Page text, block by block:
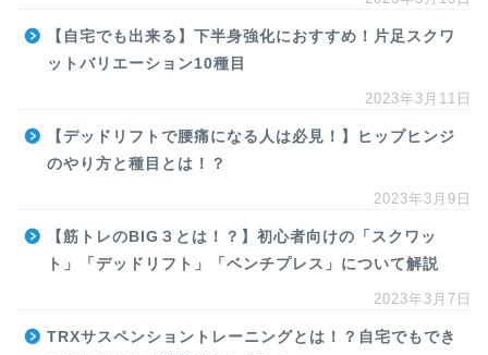
【自宅でも出来る】下半身強化におすすめ！片足スクワ
ットバリエーション10種目
2023年3月11日
【デッドリフトで腰痛になる人は必見！】ヒップヒンジ
のやり方と種目とは！？
2023年3月9日
【筋トレのBIG３とは！？】初心者向けの「スクワッ
ト」「デッドリフト」「ベンチプレス」について解説
2023年3月7日
TRXサスペンショントレーニングとは！？自宅でもでき